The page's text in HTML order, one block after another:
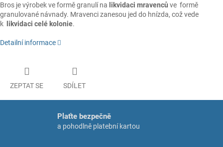
Bros je výrobek ve formě granulí na likvidaci mravenců ve formě
granulované návnady. Mravenci zanesou jed do hnízda, což vede
k
likvidaci celé kolonie.
Detailní informace
ZEPTAT SE SDÍLET
Plaťte bezpečně
a pohodlně platební kartou